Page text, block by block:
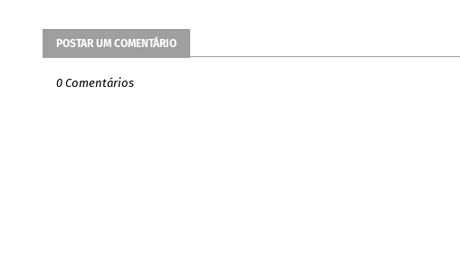
POSTAR UM COMENTÁRIO
0 Comentários